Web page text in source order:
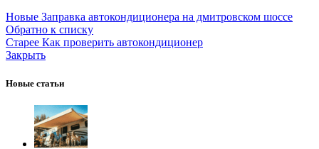
Новые Заправка автокондиционера на дмитровском шоссе
Обратно к списку
Старее Как проверить автокондиционер
Закрыть
Новые статьи